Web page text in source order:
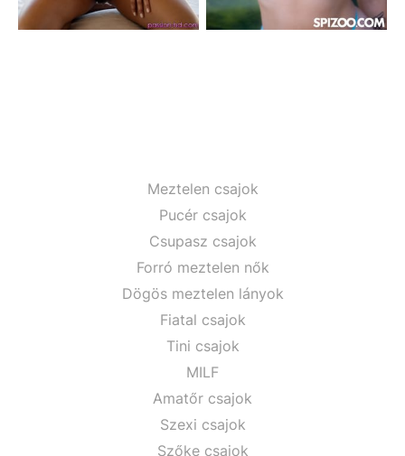
Meztelen csajok
Pucér csajok
Csupasz csajok
Forró meztelen nők
Dögös meztelen lányok
Fiatal csajok
Tini csajok
MILF
Amatőr csajok
Szexi csajok
Szőke csajok